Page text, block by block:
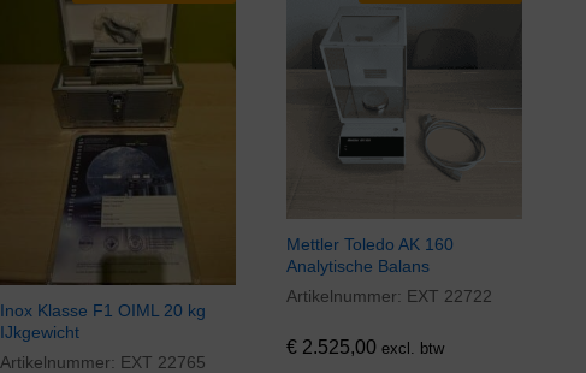
Inox Klasse F1 OIML 20 kg
IJkgewicht
Artikelnummer: EXT 22765
Mettler Toledo AK 160
Analytische Balans
Artikelnummer: EXT 22722
€2.525,00 excl. btw
€2.525,00